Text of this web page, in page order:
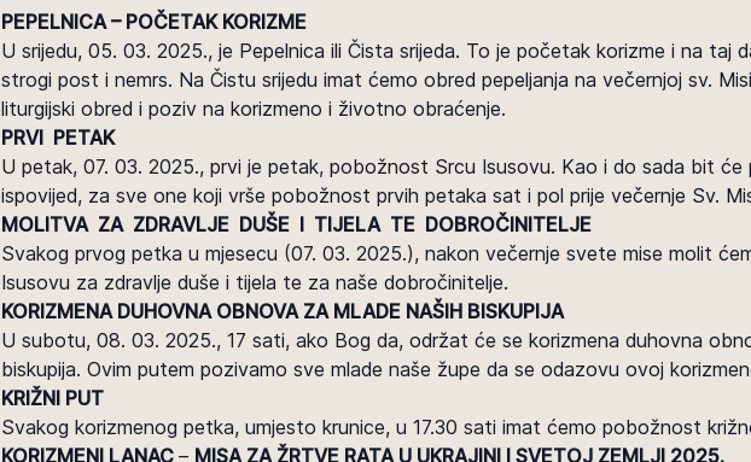
PEPELNICA – POČETAK KORIZME
U srijedu, 05. 03. 2025., je Pepelnica ili Čista srijeda. To je početak korizme i na taj
strogi post i nemrs. Na Čistu srijedu imat ćemo obred pepeljanja na večernjoj sv.
liturgijski obred i poziv na korizmeno i životno obraćenje.
PRVI PETAK
U petak, 07. 03. 2025., prvi je petak, pobožnost Srcu Isusovu. Kao i do sada bit će
ispovijed, za sve one koji vrše pobožnost prvih petaka sat i pol prije večernje Sv.
MOLITVA ZA ZDRAVLJE DUŠE I TIJELA TE DOBROČINITELJE
Svakog prvog petka u mjesecu (07. 03. 2025.), nakon večernje svete mise molit
Isusovu za zdravlje duše i tijela te za naše dobročinitelje.
KORIZMENA DUHOVNA OBNOVA ZA MLADE NAŠIH BISKUPIJA
U subotu, 08. 03. 2025., 17 sati, ako Bog da, održat će se korizmena duhovna
biskupija. Ovim putem pozivamo sve mlade naše župe da se odazovu ovoj
KRIŽNI PUT
Svakog korizmenog petka, umjesto krunice, u 17.30 sati imat ćemo pobožnost
KORIZMENI LANAC – MISA ZA ŽRTVE RATA U UKRAJINI I SVETOJ ZEMLJI 2025.